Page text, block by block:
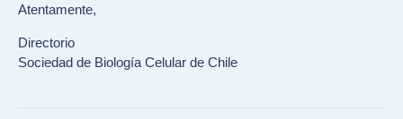
Atentamente,
Directorio
Sociedad de Biología Celular de Chile